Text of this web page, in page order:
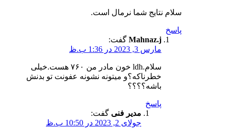
سلام نتایج شما نرمال است.
پاسخ
Mahnaz.j گفت:
مارس 3, 2023 در 1:36 ب.ظ
سلام.ldh خون مادر من ۷۶۰ هست.خیلی
خطرناکه؟و میتونه نشونه عفونت تو بدنش
باشه؟؟؟؟
پاسخ
مدیر فنی گفت:
جولای 2, 2023 در 10:50 ب.ظ